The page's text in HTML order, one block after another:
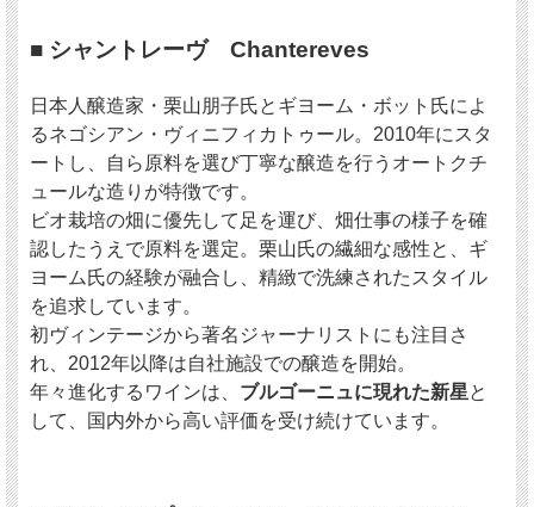
なぜこの3本？― シャルドネの多様性を知るセレクシ
ョン
ブルゴーニュ白＝“王道”というイメージは、まだその入口に過ぎません。
このセットは、
同じシャルドネでありながら、造りの思想・土地の違い・熟成のニ
ュアンスがくっきりと分かれる3本を揃えました。
① Gilles & Catherine Verge / VdF Blanc "L'Écart"（lot0205）
樹齢90年以上の古木から造られる、酸化的熟成が香ばしく漂う1本。
ナチュラル志向の極みでありながら、口当たりは驚くほどピュア。
② Chantrêves / Bourgogne Blanc 2022
シャントレーヴらしい精緻でミネラル感のあるシャルドネ。
自社畑スタート元年の緊張感とピュアさが詰まった新世代の味わい。
■ シャントレーヴ Chantereves
日本人醸造家・栗山朋子氏とギヨーム・ボット氏によ
るネゴシアン・ヴィニフィカトゥール。2010年にスタ
ートし、自ら原料を選び丁寧な醸造を行うオートクチ
ュールな造りが特徴です。
ビオ栽培の畑に優先して足を運び、畑仕事の様子を確
認したうえで原料を選定。栗山氏の繊細な感性と、ギ
ヨーム氏の経験が融合し、精緻で洗練されたスタイル
を追求しています。
初ヴィンテージから著名ジャーナリストにも注目さ
れ、2012年以降は自社施設での醸造を開始。
年々進化するワインは、 ブルゴーニュに現れた新星と
して、国内外から高い評価を受け続けています。